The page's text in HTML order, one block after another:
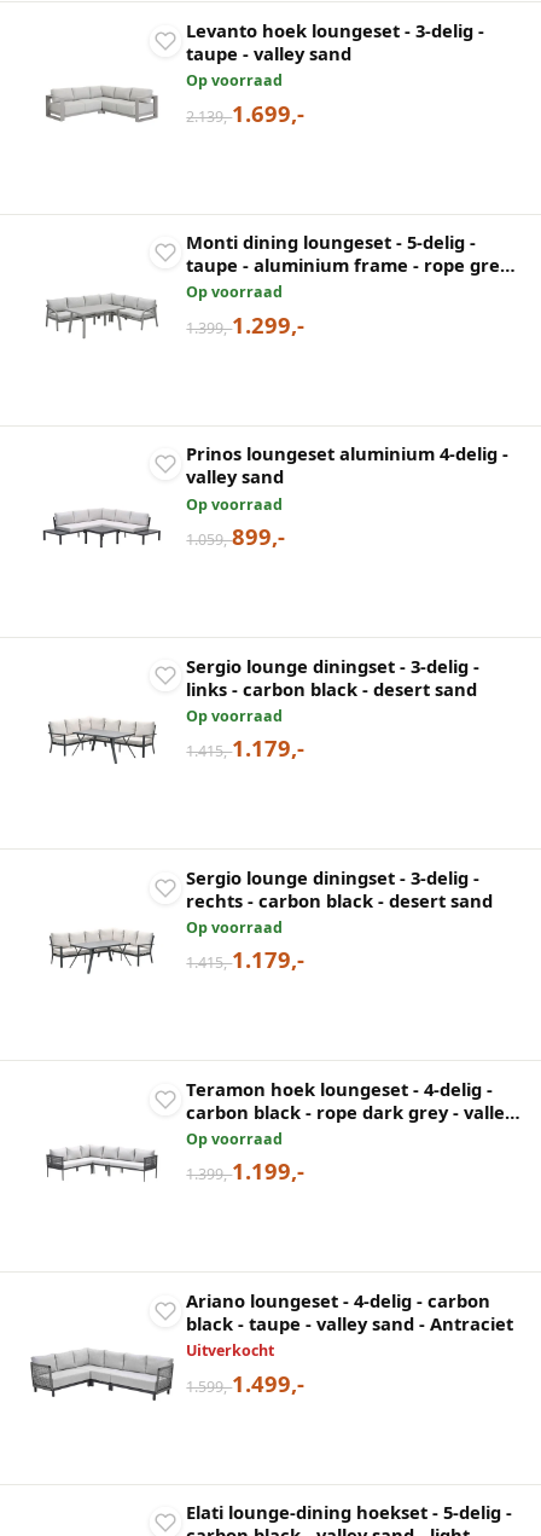
Levanto hoek loungeset - 3-delig -
taupe - valley sand
Op voorraad
2.139,-1.699,-
Monti dining loungeset - 5-delig -
taupe - aluminium frame - rope grey
sand - valley sand
Op voorraad
1.399,-1.299,-
Prinos loungeset aluminium 4-delig -
valley sand
Op voorraad
1.059,-899,-
Sergio lounge diningset - 3-delig -
links - carbon black - desert sand
Op voorraad
1.415,-1.179,-
Sergio lounge diningset - 3-delig -
rechts - carbon black - desert sand
Op voorraad
1.415,-1.179,-
Teramon hoek loungeset - 4-delig -
carbon black - rope dark grey - valley
sand
Op voorraad
1.399,-1.199,-
Ariano loungeset - 4-delig - carbon
black - taupe - valley sand - Antraciet
Uitverkocht
1.599,-1.499,-
Elati lounge-dining hoekset - 5-delig -